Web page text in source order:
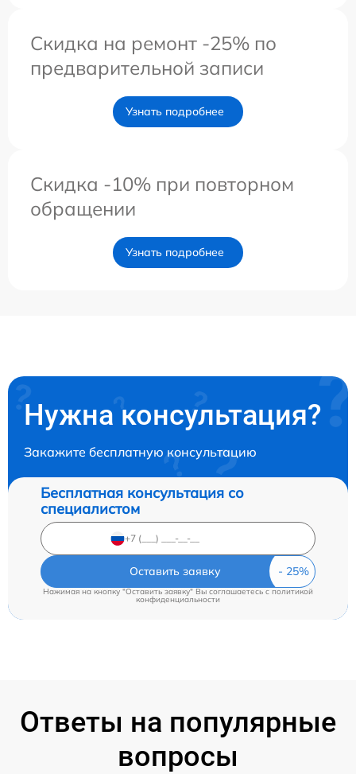
Скидка на ремонт -25% по
предварительной записи
Узнать подробнее
Скидка -10% при повторном
обращении
Узнать подробнее
Нужна консультация?
Закажите бесплатную консультацию
Бесплатная консультация со
специалистом
Оставить заявку
Нажимая на кнопку "Оставить заявку" Вы соглашаетесь cполитикой
конфиденциальности
Ответы на популярные
вопросы